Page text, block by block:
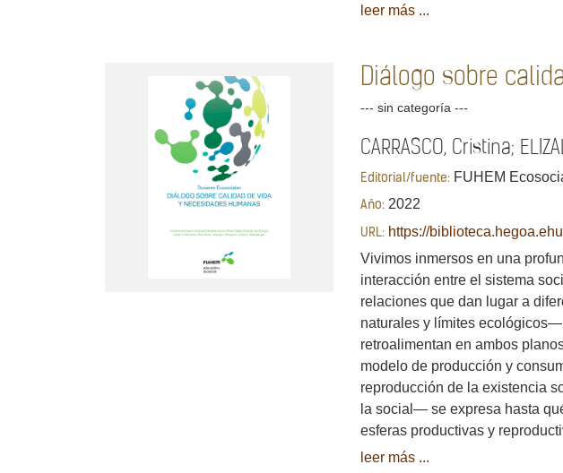
leer más ...
Diálogo sobre
--- sin categoría ---
CARRASCO, Cristina;
Editorial/fuente: FUHEM
Año: 2022
URL: https://
Vivimos inmersos en una
interacción entre el sistema
relaciones que dan lugar a
naturales y límites
retroalimentan en ambos
modelo de producción y
reproducción de la existencia
la social— se expresa hasta
esferas productivas y
leer más ...